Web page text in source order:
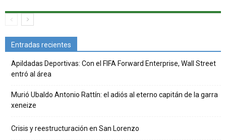
Entradas recientes
Apildadas Deportivas: Con el FIFA Forward Enterprise, Wall Street
entró al área
Murió Ubaldo Antonio Rattín: el adiós al eterno capitán de la garra
xeneize
Crisis y reestructuración en San Lorenzo